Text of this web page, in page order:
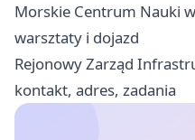
Morskie Centrum Nauki
warsztaty i dojazd
Rejonowy Zarząd
kontakt, adres, zadania